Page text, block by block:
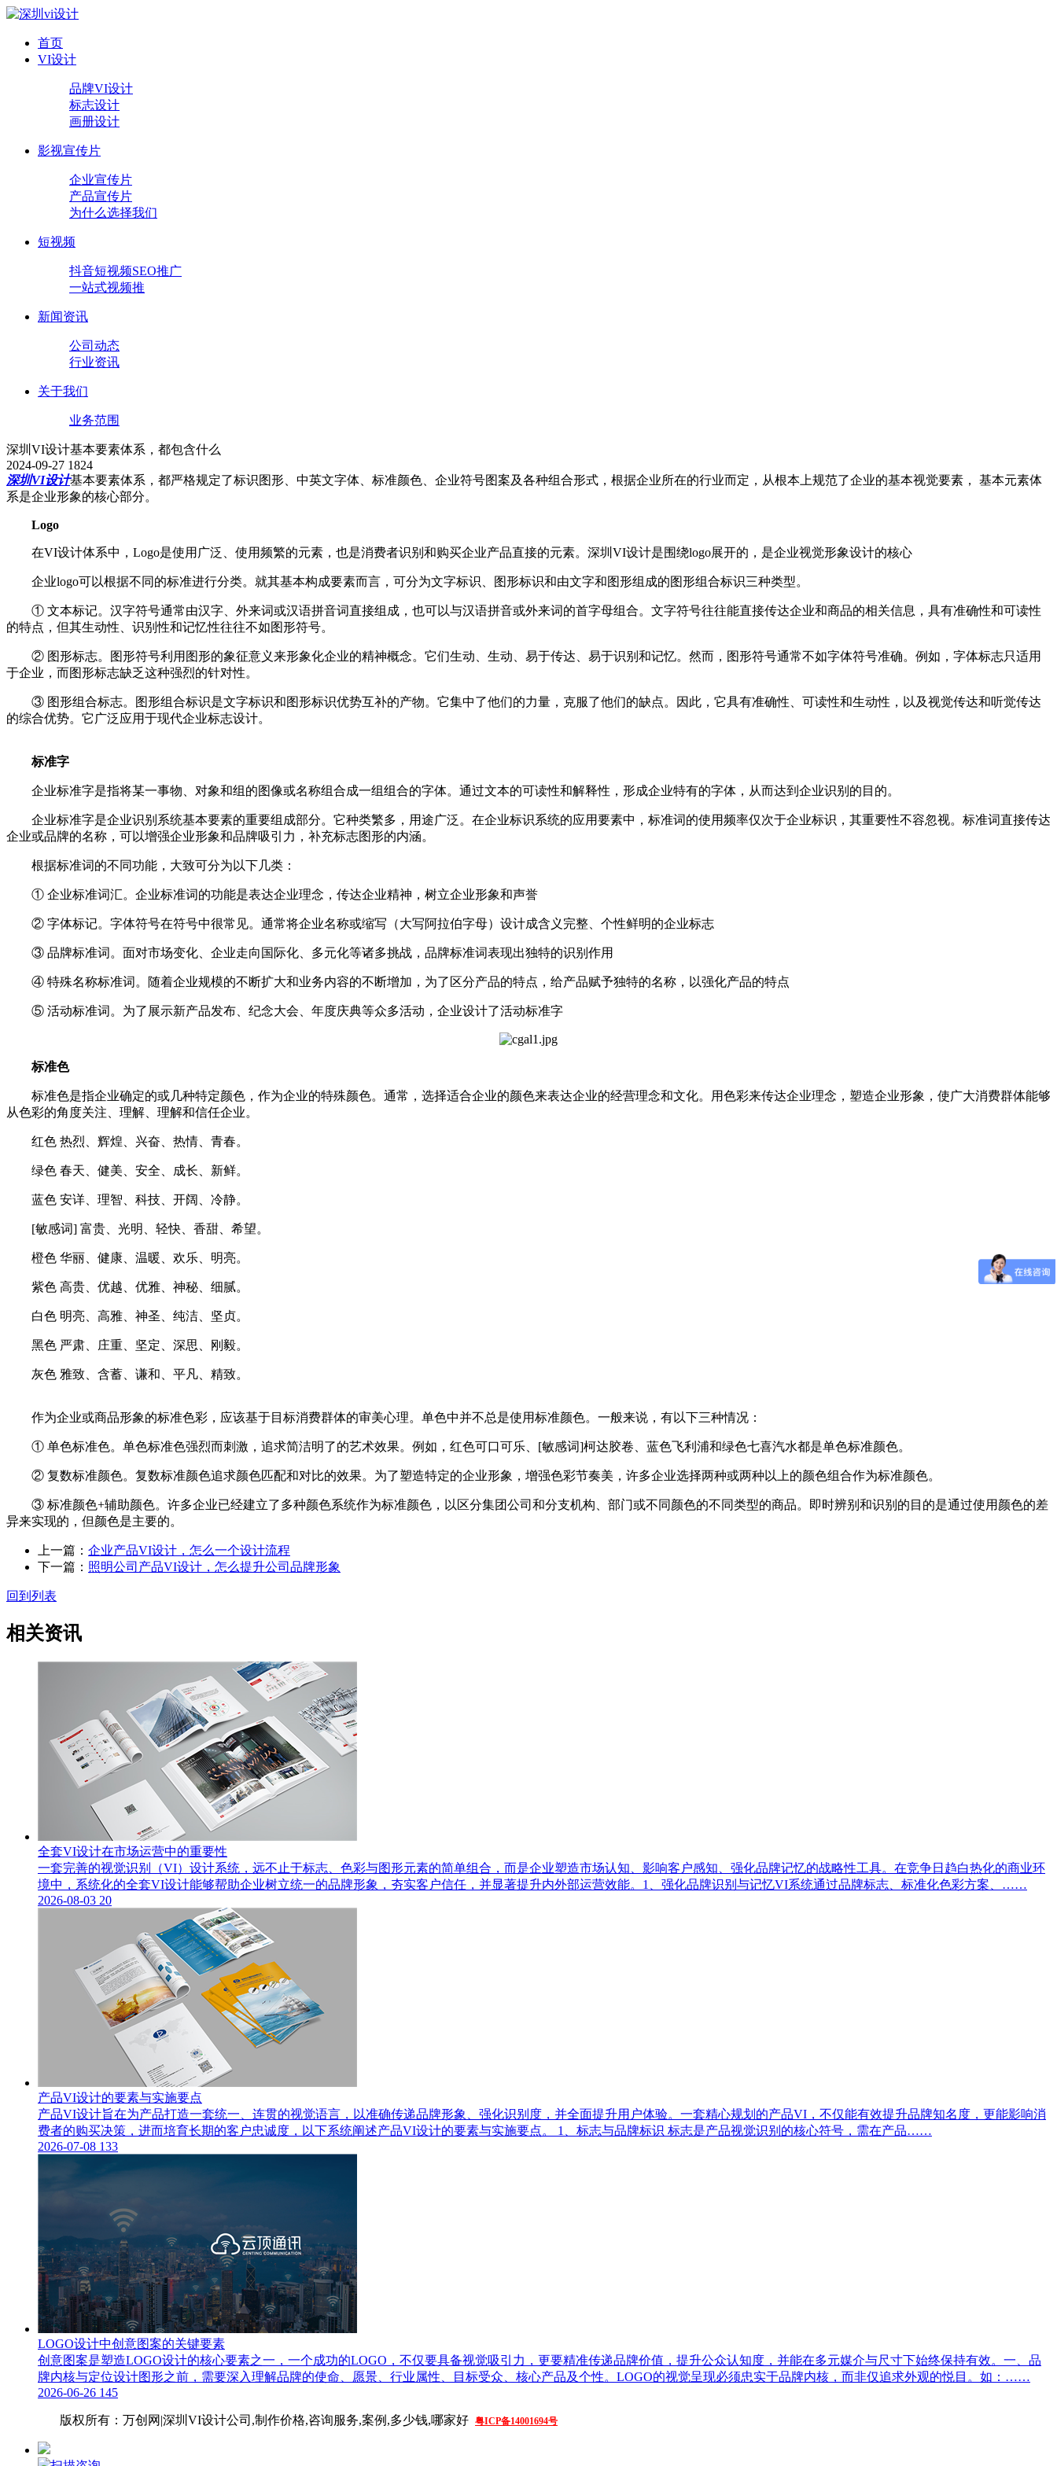
首页
VI设计
品牌VI设计
标志设计
画册设计
影视宣传片
企业宣传片
产品宣传片
为什么选择我们
短视频
抖音短视频SEO推广
一站式视频推
新闻资讯
公司动态
行业资讯
关于我们
业务范围
深圳VI设计基本要素体系，都包含什么
2024-09-27 1824
深圳VI设计基本要素体系，都严格规定了标识图形、中英文字体、标准颜色、企业符号图案及各种组合形式，根据企业所在的行业而定，从根本上规范了企业的基本视觉要素， 基本元素体
系是企业形象的核心部分。
Logo
在VI设计体系中，Logo是使用广泛、使用频繁的元素，也是消费者识别和购买企业产品直接的元素。深圳VI设计是围绕logo展开的，是企业视觉形象设计的核心
企业logo可以根据不同的标准进行分类。就其基本构成要素而言，可分为文字标识、图形标识和由文字和图形组成的图形组合标识三种类型。
① 文本标记。汉字符号通常由汉字、外来词或汉语拼音词直接组成，也可以与汉语拼音或外来词的首字母组合。文字符号往往能直接传达企业和商品的相关信息，具有准确性和可读性
的特点，但其生动性、识别性和记忆性往往不如图形符号。
② 图形标志。图形符号利用图形的象征意义来形象化企业的精神概念。它们生动、生动、易于传达、易于识别和记忆。然而，图形符号通常不如字体符号准确。例如，字体标志只适用
于企业，而图形标志缺乏这种强烈的针对性。
③ 图形组合标志。图形组合标识是文字标识和图形标识优势互补的产物。它集中了他们的力量，克服了他们的缺点。因此，它具有准确性、可读性和生动性，以及视觉传达和听觉传达
的综合优势。它广泛应用于现代企业标志设计。
标准字
企业标准字是指将某一事物、对象和组的图像或名称组合成一组组合的字体。通过文本的可读性和解释性，形成企业特有的字体，从而达到企业识别的目的。
企业标准字是企业识别系统基本要素的重要组成部分。它种类繁多，用途广泛。在企业标识系统的应用要素中，标准词的使用频率仅次于企业标识，其重要性不容忽视。标准词直接传达
企业或品牌的名称，可以增强企业形象和品牌吸引力，补充标志图形的内涵。
根据标准词的不同功能，大致可分为以下几类：
① 企业标准词汇。企业标准词的功能是表达企业理念，传达企业精神，树立企业形象和声誉
② 字体标记。字体符号在符号中很常见。通常将企业名称或缩写（大写阿拉伯字母）设计成含义完整、个性鲜明的企业标志
③ 品牌标准词。面对市场变化、企业走向国际化、多元化等诸多挑战，品牌标准词表现出独特的识别作用
④ 特殊名称标准词。随着企业规模的不断扩大和业务内容的不断增加，为了区分产品的特点，给产品赋予独特的名称，以强化产品的特点
⑤ 活动标准词。为了展示新产品发布、纪念大会、年度庆典等众多活动，企业设计了活动标准字
标准色
标准色是指企业确定的或几种特定颜色，作为企业的特殊颜色。通常，选择适合企业的颜色来表达企业的经营理念和文化。用色彩来传达企业理念，塑造企业形象，使广大消费群体能够
从色彩的角度关注、理解、理解和信任企业。
红色 热烈、辉煌、兴奋、热情、青春。
绿色 春天、健美、安全、成长、新鲜。
蓝色 安详、理智、科技、开阔、冷静。
[敏感词] 富贵、光明、轻快、香甜、希望。
橙色 华丽、健康、温暖、欢乐、明亮。
紫色 高贵、优越、优雅、神秘、细腻。
白色 明亮、高雅、神圣、纯洁、坚贞。
黑色 严肃、庄重、坚定、深思、刚毅。
灰色 雅致、含蓄、谦和、平凡、精致。
作为企业或商品形象的标准色彩，应该基于目标消费群体的审美心理。单色中并不总是使用标准颜色。一般来说，有以下三种情况：
① 单色标准色。单色标准色强烈而刺激，追求简洁明了的艺术效果。例如，红色可口可乐、[敏感词]柯达胶卷、蓝色飞利浦和绿色七喜汽水都是单色标准颜色。
② 复数标准颜色。复数标准颜色追求颜色匹配和对比的效果。为了塑造特定的企业形象，增强色彩节奏美，许多企业选择两种或两种以上的颜色组合作为标准颜色。
③ 标准颜色+辅助颜色。许多企业已经建立了多种颜色系统作为标准颜色，以区分集团公司和分支机构、部门或不同颜色的不同类型的商品。即时辨别和识别的目的是通过使用颜色的差
异来实现的，但颜色是主要的。
上一篇： 企业产品VI设计，怎么一个设计流程
下一篇： 照明公司产品VI设计，怎么提升公司品牌形象
回到列表
相关资讯
全套VI设计在市场运营中的重要性
一套完善的视觉识别（VI）设计系统，远不止于标志、色彩与图形元素的简单组合，而是企业塑造市场认知、影响客户感知、强化品牌记忆的战略性工具。在竞争日趋白热化的商业环
境中，系统化的全套VI设计能够帮助企业树立统一的品牌形象，夯实客户信任，并显著提升内外部运营效能。1、强化品牌识别与记忆VI系统通过品牌标志、标准化色彩方案、……
2026-08-03 20
产品VI设计的要素与实施要点
产品VI设计旨在为产品打造一套统一、连贯的视觉语言，以准确传递品牌形象、强化识别度，并全面提升用户体验。一套精心规划的产品VI，不仅能有效提升品牌知名度，更能影响消
费者的购买决策，进而培育长期的客户忠诚度，以下系统阐述产品VI设计的要素与实施要点。 1、标志与品牌标识 标志是产品视觉识别的核心符号，需在产品……
2026-07-08 133
LOGO设计中创意图案的关键要素
创意图案是塑造LOGO设计的核心要素之一，一个成功的LOGO，不仅要具备视觉吸引力，更要精准传递品牌价值，提升公众认知度，并能在多元媒介与尺寸下始终保持有效。一、品
牌内核与定位设计图形之前，需要深入理解品牌的使命、愿景、行业属性、目标受众、核心产品及个性。LOGO的视觉呈现必须忠实于品牌内核，而非仅追求外观的悦目。如：……
2026-06-26 145
版权所有：万创网|深圳VI设计公司,制作价格,咨询服务,案例,多少钱,哪家好 粤ICP备14001694号